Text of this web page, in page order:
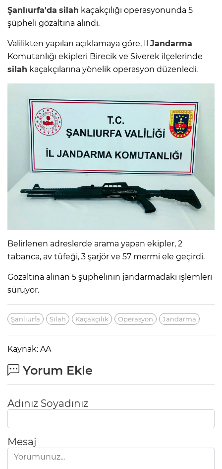
Şanlıurfa'da silah kaçakçılığı operasyonunda 5
şüpheli gözaltına alındı.
Valilikten yapılan açıklamaya göre, İl Jandarma
Komutanlığı ekipleri Birecik ve Siverek ilçelerinde
silah kaçakçılarına yönelik operasyon düzenledi.
Belirlenen adreslerde arama yapan ekipler, 2
tabanca, av tüfeği, 3 şarjör ve 57 mermi ele geçirdi.
Gözaltına alınan 5 şüphelinin jandarmadaki işlemleri
sürüyor.
Şanlıurfa Silah Kaçakçılık Operasyon Jandarma
Kaynak: AA
Yorum Ekle
Adınız Soyadınız
Mesaj